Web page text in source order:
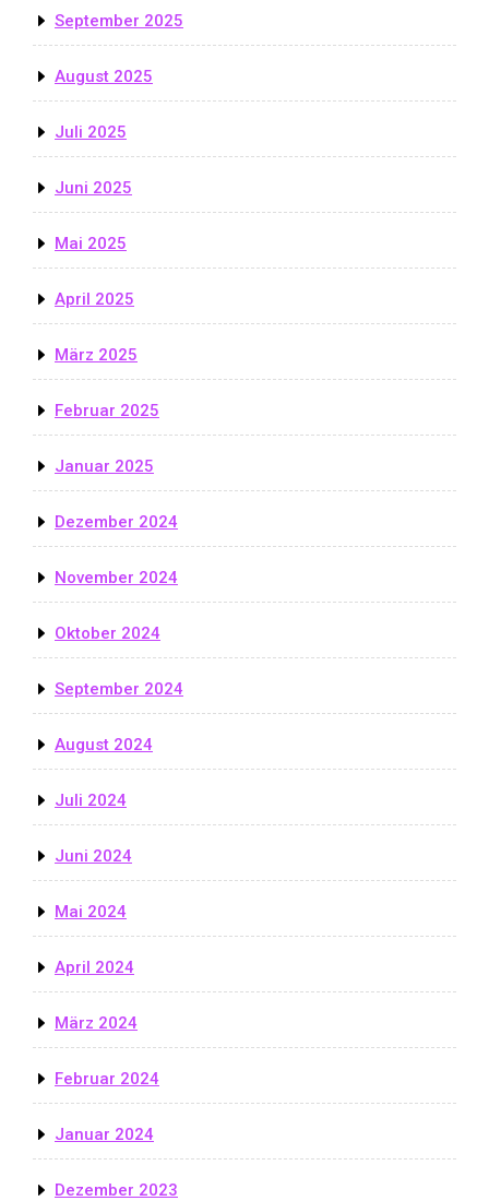
September 2025
August 2025
Juli 2025
Juni 2025
Mai 2025
April 2025
März 2025
Februar 2025
Januar 2025
Dezember 2024
November 2024
Oktober 2024
September 2024
August 2024
Juli 2024
Juni 2024
Mai 2024
April 2024
März 2024
Februar 2024
Januar 2024
Dezember 2023